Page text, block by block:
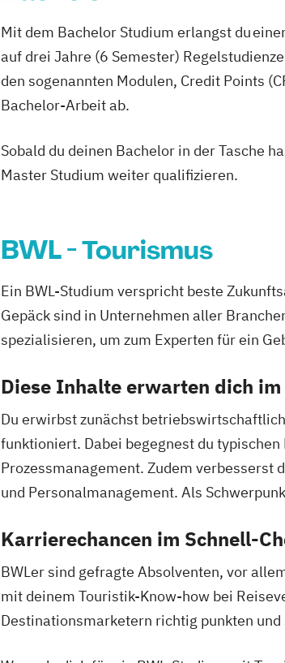
Mit dem Bachelor Studium erlangst du
auf drei Jahre (6 Semester)
den sogenannten Modulen, Credit Points
Bachelor-Arbeit ab.
Sobald du deinen Bachelor in der Tasche
Master Studium weiter qualifizieren.
BWL - Tourismus
Ein BWL-Studium verspricht beste
Gepäck sind in Unternehmen aller
spezialisieren, um zum Experten für ein
Diese Inhalte erwarten dich
Du erwirbst zunächst
funktioniert. Dabei begegnest du
Prozessmanagement. Zudem verbesserst
und Personalmanagement. Als
Karrierechancen im Schnell-
BWLer sind gefragte Absolventen, vor
mit deinem Touristik-Know-how bei
Destinationsmarketern richtig punkten